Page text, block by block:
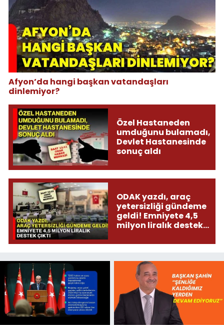
Afyon’da hangi başkan vatandaşları
dinlemiyor?
Özel Hastaneden
umduğunu bulamadı,
Devlet Hastanesinde
sonuç aldı
ODAK yazdı, araç
yetersizliği gündeme
geldi! Emniyete 4,5
milyon liralık destek